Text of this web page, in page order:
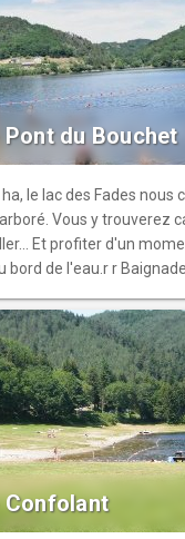
du Bouchet
le lac des Fades nous
Vous y trouverez
Et profiter d'un
bord de l'eau.r r
Confolant